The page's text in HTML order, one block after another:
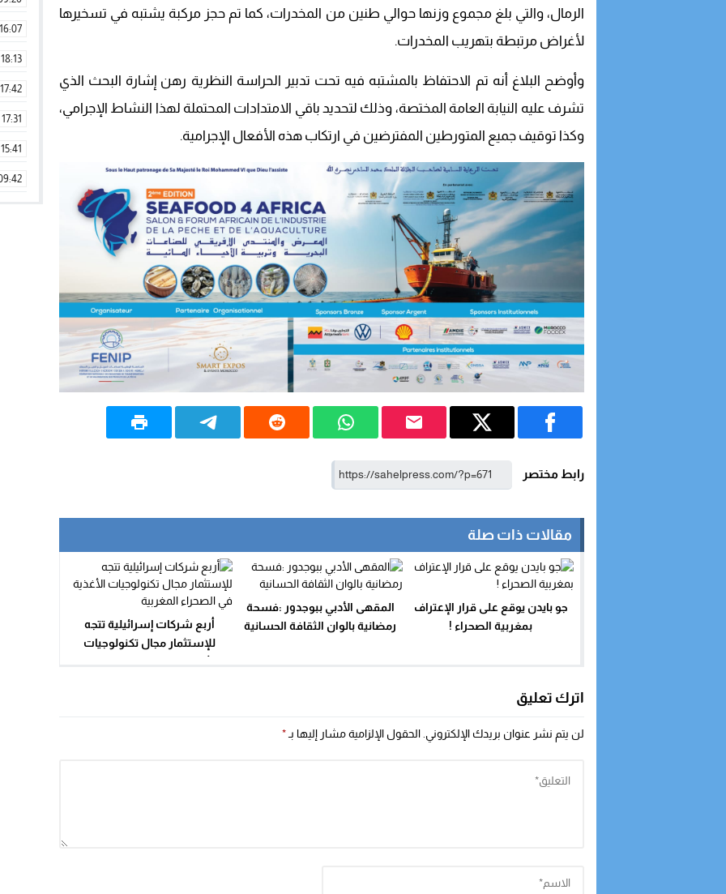
الرمال، والتي بلغ مجموع وزنها حوالي طنين من المخدرات، كما تم حجز مركبة يشتبه في تسخيرها
لأغراض مرتبطة بتهريب المخدرات.
وأوضح البلاغ أنه تم الاحتفاظ بالمشتبه فيه تحت تدبير الحراسة النظرية رهن إشارة البحث الذي
تشرف عليه النيابة العامة المختصة، وذلك لتحديد باقي الامتدادات المحتملة لهذا النشاط الإجرامي،
وكذا توقيف جميع المتورطين المفترضين في ارتكاب هذه الأفعال الإجرامية.
رابط مختصر
مقالات ذات صلة
جو بايدن يوقع على قرار الإعتراف
بمغربية الصحراء !
المقهى الأدبي ببوجدور :فسحة
رمضانية بالوان الثقافة الحسانية
أربع شركات إسرائيلية تتجه
للإستثمار مجال تكنولوجيات
اترك تعليق
لن يتم نشر عنوان بريدك الإلكتروني.الحقول الإلزامية مشار إليها بـ*
16:07
18:13
17:42
17:31
15:41